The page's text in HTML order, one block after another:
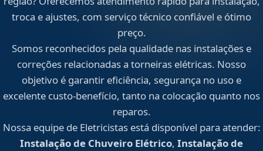
troca e ajustes, com serviço técnico confiável e ótimo
preço.
Somos reconhecidos pela qualidade nas instalações e
correções relacionadas a torneiras elétricas. Nosso
objetivo é garantir eficiência, segurança no uso e
excelente custo-benefício, tanto na colocação quanto nos
reparos.
Nossa equipe de Eletricistas está disponível para atender:
Instalação de Chuveiro Elétrico, Instalação de